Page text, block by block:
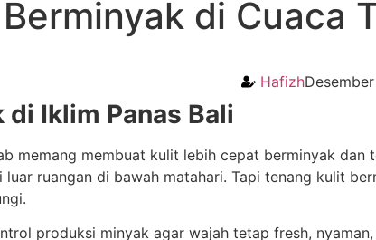
di Cuaca
Hafizh
Iklim Panas Bali
memang membuat kulit lebih cepat berminyak
ruangan di bawah matahari. Tapi tenang kulit
produksi minyak agar wajah tetap fresh,